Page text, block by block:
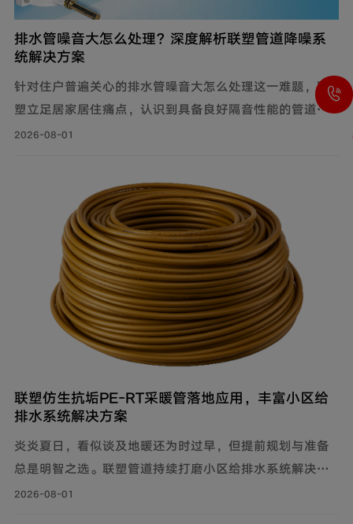
排水管噪音大怎么处理？深度解析联塑管道降噪系
统解决方案
针对住户普遍关心的排水管噪音大怎么处理这一难题，联
塑立足居家居住痛点，认识到具备良好隔音性能的管道系
统，能有效降低水流传递的给周围环境带来的影响，付诸
者带来福音。
2026-08-01
联塑仿生抗垢PE‑RT采暖管落地应用，丰富小区给
排水系统解决方案
炎炎夏日，看似谈及地暖还为时过早，但提前规划与准备
总是明智之选。联塑管道持续打磨小区给排水系统解决方
案，推出仿生抗垢系列家装PE-RT采暖管，既满足家庭冬
2026-08-01